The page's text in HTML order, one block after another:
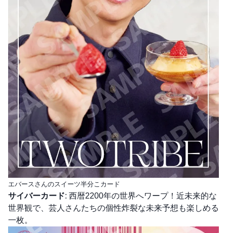
エバースさんのスイーツ半分こカード
サイバーカード: 西暦2200年の世界へワープ！近未来的な
世界観で、芸人さんたちの個性炸裂な未来予想も楽しめる
一枚。